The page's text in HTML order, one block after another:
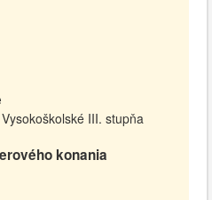
III. stupňa
konania